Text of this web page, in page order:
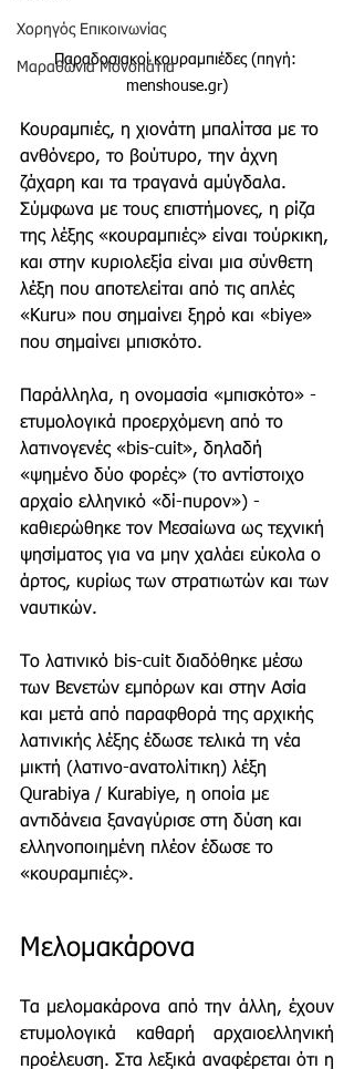
Χορηγός Επικοινωνίας
Μαραθώνια Μονοπάτια
Παραδοσιακοί κουραμπιέδες (πηγή:
menshouse.gr)
Κουραμπιές, η χιονάτη μπαλίτσα με το
ανθόνερο, το βούτυρο, την άχνη
ζάχαρη και τα τραγανά αμύγδαλα.
Σύμφωνα με τους επιστήμονες, η ρίζα
της λέξης «κουραμπιές» είναι τούρκικη,
και στην κυριολεξία είναι μια σύνθετη
λέξη που αποτελείται από τις απλές
«Kuru» που σημαίνει ξηρό και «biye»
που σημαίνει μπισκότο.
Παράλληλα, η ονομασία «μπισκότο» -
ετυμολογικά προερχόμενη από το
λατινογενές «bis-cuit», δηλαδή
«ψημένο δύο φορές» (το αντίστοιχο
αρχαίο ελληνικό «δί-πυρον») -
καθιερώθηκε τον Mεσαίωνα ως τεχνική
ψησίματος για να μην χαλάει εύκολα ο
άρτος, κυρίως των στρατιωτών και των
ναυτικών.
Το λατινικό bis-cuit διαδόθηκε μέσω
των Βενετών εμπόρων και στην Ασία
και μετά από παραφθορά της αρχικής
λατινικής λέξης έδωσε τελικά τη νέα
μικτή (λατινο-ανατολίτικη) λέξη
Qurabiya / Kurabiye, η οποία με
αντιδάνεια ξαναγύρισε στη δύση και
ελληνοποιημένη πλέον έδωσε το
«κουραμπιές».
Μελομακάρονα
Τα μελομακάρονα από την άλλη, έχουν
ετυμολογικά καθαρή αρχαιοελληνική
προέλευση. Στα λεξικά αναφέρεται ότι η